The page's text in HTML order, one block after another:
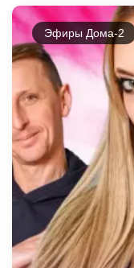
Эфиры Дома-2